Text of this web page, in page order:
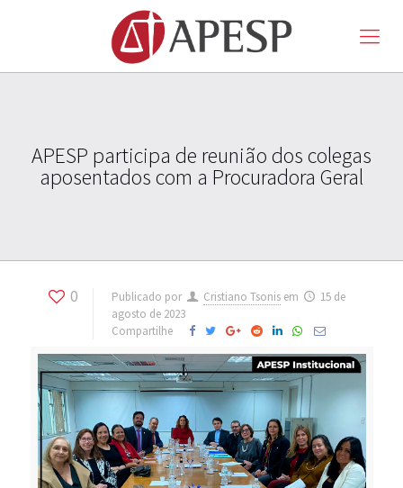
APESP participa de reunião dos colegas
aposentados com a Procuradora Geral
0 Publicado por Cristiano Tsonis em
15 de
agosto de 2023
Compartilhe